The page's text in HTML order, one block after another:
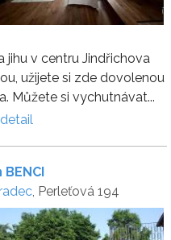
jihu v centru Jindřichova
užijete si zde dovolenou
Můžete si vychutnávat...
, Perleťová 194